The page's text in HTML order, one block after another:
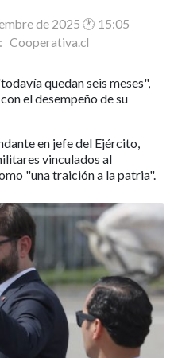
de 2025 🕐 15:05
Cooperativa.cl
quedan seis meses",
el desempeño de su
en jefe del Ejército,
vinculados al
"una traición a la patria".